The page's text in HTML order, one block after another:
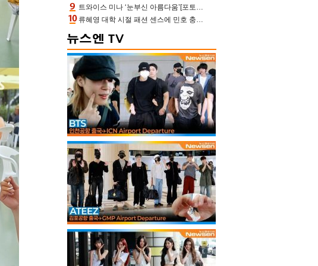
트와이스 미나 ‘눈부신 아름다움’[포토엔HD]
류혜영 대학 시절 패션 센스에 민호 충격 “레몬색 레깅스에 다리 없는 줄”(나혼산)